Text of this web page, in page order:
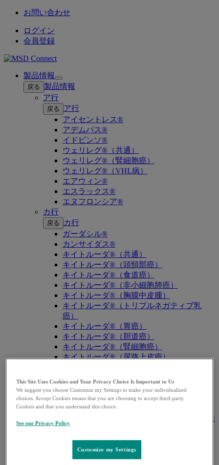
お問い合わせ
ログイン
会員登録
製品情報
Open
submenu
戻る 製品情報
ア行
戻る
ア行
アイセントレス®
アデムパス®
イドビンソ®
ウェリレグ®（共通）
ウェリレグ®（腎細胞癌）
ウェリレグ®（VHL病）
エアウィン®
エスラックス®
エヌフロンシア®
カ行
戻る
カ行
ガーダシル®
カンサイダス®
キイトルーダ®（共通）
キイトルーダ®（頭頸部癌）
キイトルーダ®（食道癌）
キイトルーダ®（非小細胞肺癌）
キイトルーダ®（胸膜中皮腫）
キイトルーダ®（トリプルネガティブ乳
癌）
キイトルーダ®（胃癌）
キイトルーダ®（胆道癌）
キイトルーダ®（腎細胞癌）
キイトルーダ®（尿路上皮癌）
キイトルーダ®（悪性黒色腫）
キイトルーダ®（古典的ホジキンリンパ
腫）
キイトルーダ®（原発性縦隔大細胞型B細胞
リンパ腫（PMBCL））
キイトルーダ®（MSI-High固形癌）
キイトルーダ®（MSI-High結腸・直腸癌）
キイトルーダ®（TMB-High固形癌）
This Site Uses Cookies and Your Privacy Choice Is Important to Us
We suggest you choose Customize my Settings to make your individualized
choices. Accept Cookies means that you are choosing to accept third-party
Cookies and that you understand this choice.
See our Privacy Policy
Customize my Settings